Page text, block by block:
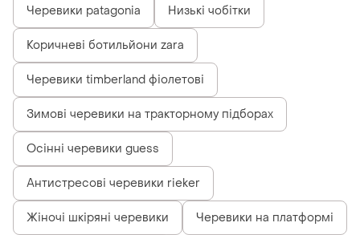
Черевики patagonia Низькі чобітки
Коричневі ботильйони zara
Черевики timberland фіолетові
Зимові черевики на тракторному підборах
Осінні черевики guess
Антистресові черевики rieker
Жіночі шкіряні черевики Черевики на платформі